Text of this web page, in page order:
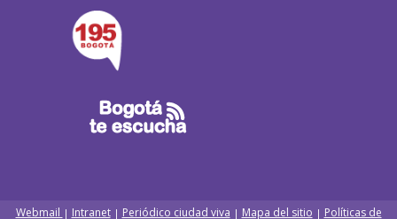
Webmail | Intranet| Periódico ciudad viva | Mapa del sitio | Políticas de